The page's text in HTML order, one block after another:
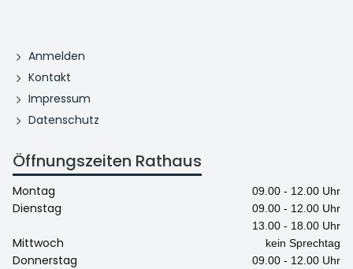
Anmelden
Kontakt
Impressum
Datenschutz
Öffnungszeiten Rathaus
Montag 09.00 - 12.00 Uhr
Dienstag
09.00 - 12.00 Uhr
13.00 - 18.00 Uhr
Mittwoch kein Sprechtag
Donnerstag
09.00 - 12.00 Uhr